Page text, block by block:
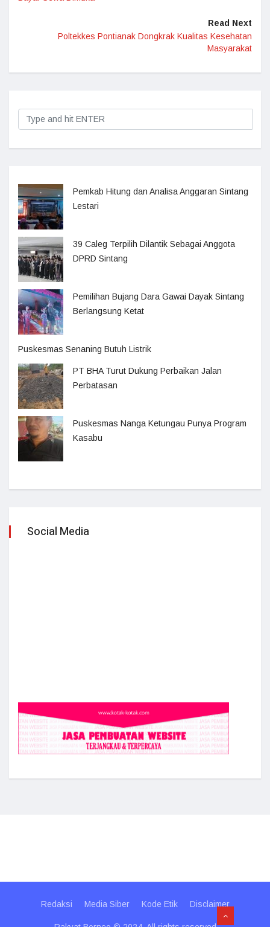
Read Next
Poltekkes Pontianak Dongkrak Kualitas Kesehatan
Masyarakat
Pemkab Hitung dan Analisa Anggaran Sintang
Lestari
39 Caleg Terpilih Dilantik Sebagai Anggota
DPRD Sintang
Pemilihan Bujang Dara Gawai Dayak Sintang
Berlangsung Ketat
Puskesmas Senaning Butuh Listrik
PT BHA Turut Dukung Perbaikan Jalan
Perbatasan
Puskesmas Nanga Ketungau Punya Program
Kasabu
Social Media
Redaksi Media Siber Kode Etik Disclaimer